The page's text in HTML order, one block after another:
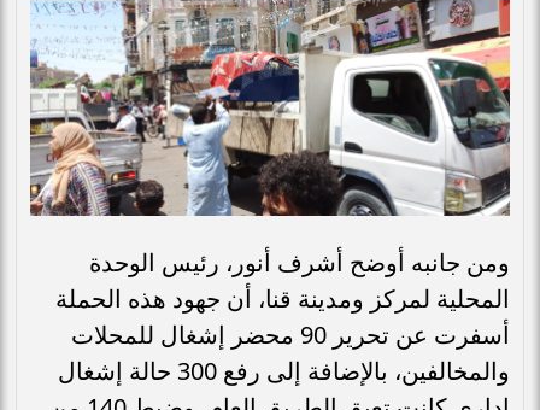
​ومن جانبه أوضح أشرف أنور، رئيس الوحدة
المحلية لمركز ومدينة قنا، أن جهود هذه الحملة
أسفرت عن تحرير 90 محضر إشغال للمحلات
والمخالفين، بالإضافة إلى رفع 300 حالة إشغال